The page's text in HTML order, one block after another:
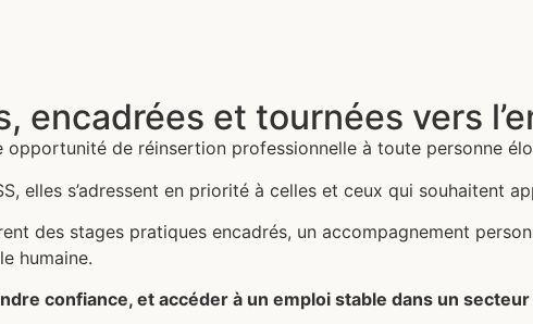
encadrées et tournées vers
de réinsertion professionnelle à toute personne
elles s’adressent en priorité à celles et ceux qui souhaitent
des stages pratiques encadrés, un accompagnement
humaine.
confiance, et accéder à un emploi stable dans un